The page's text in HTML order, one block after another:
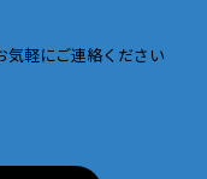
気軽にご連絡ください